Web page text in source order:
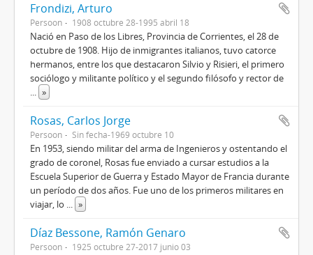
Frondizi, Arturo
Persoon 1908 octubre 28-1995 abril 18
Nació en Paso de los Libres, Provincia de Corrientes, el 28 de
octubre de 1908. Hijo de inmigrantes italianos, tuvo catorce
hermanos, entre los que destacaron Silvio y Risieri, el primero
sociólogo y militante político y el segundo filósofo y rector de
... »
Rosas, Carlos Jorge
Persoon Sin fecha-1969 octubre 10
En 1953, siendo militar del arma de Ingenieros y ostentando el
grado de coronel, Rosas fue enviado a cursar estudios a la
Escuela Superior de Guerra y Estado Mayor de Francia durante
un período de dos años. Fue uno de los primeros militares en
viajar, lo ... »
Díaz Bessone, Ramón Genaro
Persoon 1925 octubre 27-2017 junio 03